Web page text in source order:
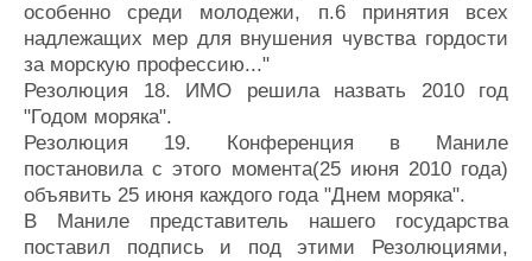
особенно среди молодежи, п.6 принятия всех
надлежащих мер для внушения чувства гордости
за морскую профессию..."
Резолюция 18. ИМО решила назвать 2010 год
"Годом моряка".
Резолюция 19. Конференция в Маниле
постановила с этого момента(25 июня 2010 года)
объявить 25 июня каждого года "Днем моряка".
В Маниле представитель нашего государства
поставил подпись и под этими Резолюциями,